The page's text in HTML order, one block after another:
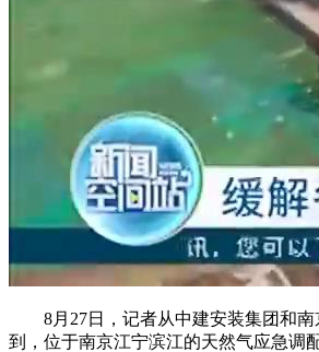
8月27日，记者从中建安装集团和南
到，位于南京江宁滨江的天然气应急调